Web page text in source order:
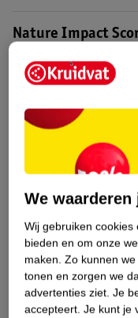
Nature Impact
Bestel &
MeerGarnier Ambre
Hoe controleren wij de
We
Wij gebruiken
bieden en om onze
maken. Zo kunnen
tonen en zorgen we
advertenties ziet. Je
accepteert. Je kunt je